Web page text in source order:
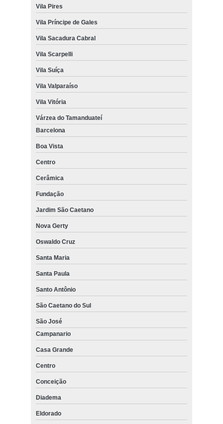
Vila Pires
Vila Príncipe de Gales
Vila Sacadura Cabral
Vila Scarpelli
Vila Suíça
Vila Valparaíso
Vila Vitória
Várzea do Tamanduateí
Barcelona
Boa Vista
Centro
Cerâmica
Fundação
Jardim São Caetano
Nova Gerty
Oswaldo Cruz
Santa Maria
Santa Paula
Santo Antônio
São Caetano do Sul
São José
Campanario
Casa Grande
Centro
Conceição
Diadema
Eldorado